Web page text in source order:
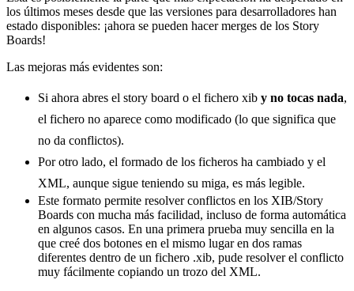
los últimos meses desde que las versiones para desarrolladores han
estado disponibles: ¡ahora se pueden hacer merges de los Story
Boards!
Las mejoras más evidentes son:
Si ahora abres el story board o el fichero xib y no tocas nada,
el fichero no aparece como modificado (lo que significa que
no da conflictos).
Por otro lado, el formado de los ficheros ha cambiado y el
XML, aunque sigue teniendo su miga, es más legible.
Este formato permite resolver conflictos en los XIB/Story
Boards con mucha más facilidad, incluso de forma automática
en algunos casos. En una primera prueba muy sencilla en la
que creé dos botones en el mismo lugar en dos ramas
diferentes dentro de un fichero .xib, pude resolver el conflicto
muy fácilmente copiando un trozo del XML.